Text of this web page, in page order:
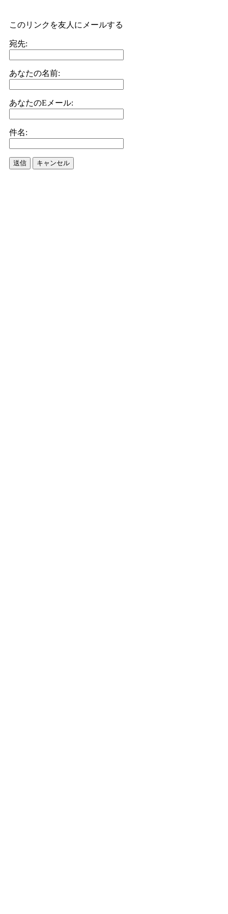
このリンクを友人にメールする
宛先:
あなたの名前:
あなたのEメール:
件名:
送信 キャンセル